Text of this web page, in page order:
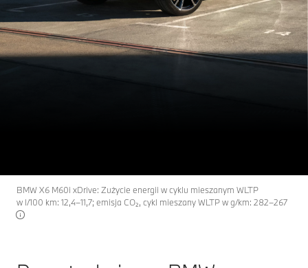
X6
BMW X6 M60i xDrive: Zużycie energii w cyklu mieszanym WLTP
w l/100 km: 12,4–11,7; emisja CO₂, cykl mieszany WLTP w g/km: 282–267